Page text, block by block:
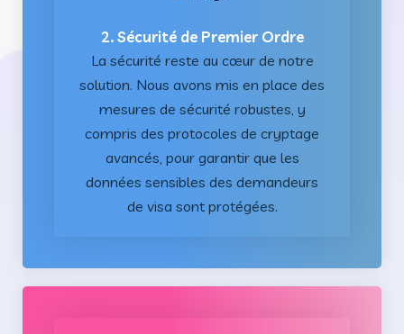
2. Sécurité de Premier Ordre
La sécurité reste au cœur de notre
solution. Nous avons mis en place des
mesures de sécurité robustes, y
compris des protocoles de cryptage
avancés, pour garantir que les
données sensibles des demandeurs
de visa sont protégées.